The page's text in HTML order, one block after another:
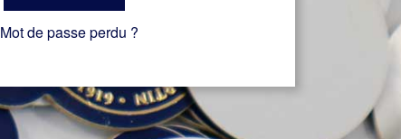
Mot de passe perdu ?